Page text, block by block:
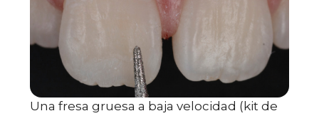
Una fresa gruesa a baja velocidad (kit de